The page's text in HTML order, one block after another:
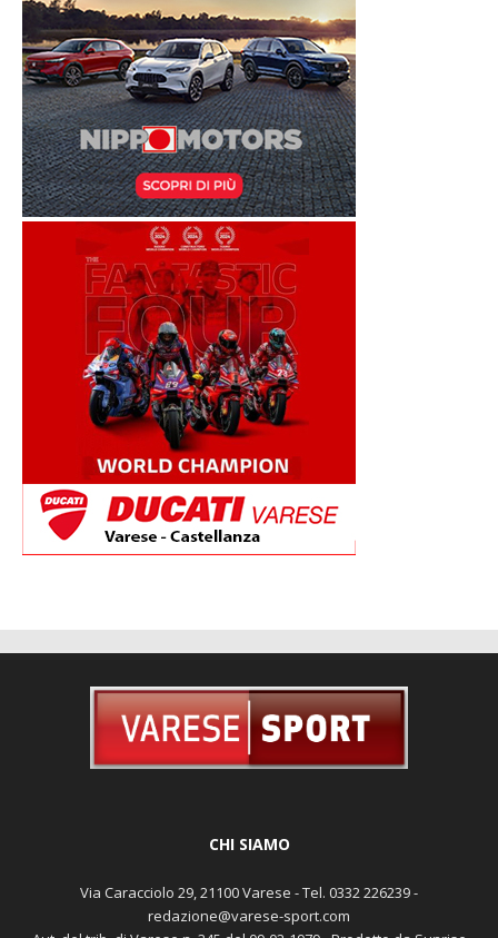
CHI SIAMO
Via Caracciolo 29, 21100 Varese - Tel. 0332 226239 -
redazione@varese-sport.com